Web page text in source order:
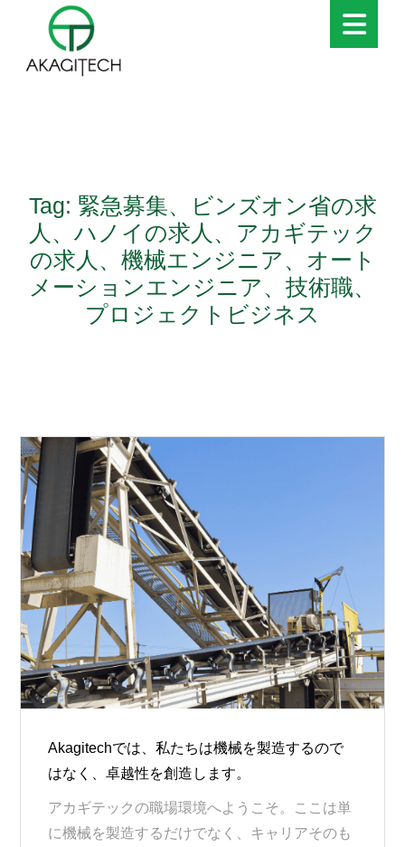
Tag: 緊急募集、ビンズオン省の求
人、ハノイの求人、アカギテック
の求人、機械エンジニア、オート
メーションエンジニア、技術職、
プロジェクトビジネス
Akagitechでは、私たちは機械を製造するので
はなく、卓越性を創造します。
アカギテックの職場環境へようこそ。ここは単
に機械を製造するだけでなく、キャリアそのも